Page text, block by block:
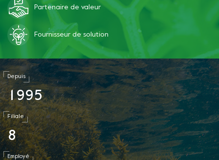
Partenaire de valeur
Fournisseur de solution
Depuis
1 995
Filiale
8
Employé